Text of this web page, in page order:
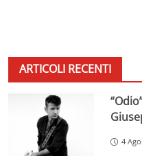
ARTICOLI RECENTI
4